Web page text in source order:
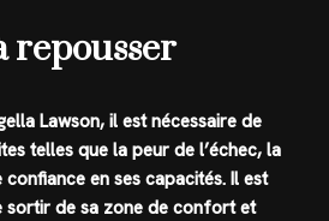
repousser
Lawson, il est nécessaire de
telles que la peur de l’échec, la
en ses capacités. Il est
sortir de sa zone de confort et